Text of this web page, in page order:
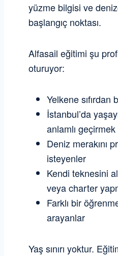
yüzme bilgisi ve
başlangıç noktası.
Alfasail eğitimi şu
oturuyor:
Yelkene
İstanbul’da
anlamlı
Deniz merakını
isteyenler
Kendi teknesini
veya charter
Farklı bir
arayanlar
Yaş sınırı yoktur.